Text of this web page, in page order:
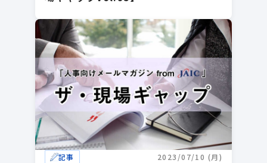
記事 2023/07/10 (月)